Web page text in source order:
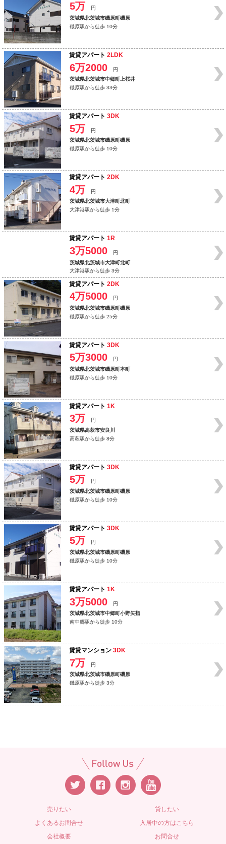
5万
円
茨城県北茨城市磯原町磯原
磯原駅から徒歩 10分
賃貸アパート 2LDK
6万2000
円
茨城県北茨城市中郷町上桜井
磯原駅から徒歩 33分
賃貸アパート 3DK
5万
円
茨城県北茨城市磯原町磯原
磯原駅から徒歩 10分
賃貸アパート 2DK
4万
円
茨城県北茨城市大津町北町
大津港駅から徒歩 1分
賃貸アパート 1R
3万5000
円
茨城県北茨城市大津町北町
大津港駅から徒歩 3分
賃貸アパート 2DK
4万5000
円
茨城県北茨城市磯原町磯原
磯原駅から徒歩 25分
賃貸アパート 3DK
5万3000
円
茨城県北茨城市磯原町本町
磯原駅から徒歩 10分
賃貸アパート 1K
3万
円
茨城県高萩市安良川
高萩駅から徒歩 8分
賃貸アパート 3DK
5万
円
茨城県北茨城市磯原町磯原
磯原駅から徒歩 10分
賃貸アパート 3DK
5万
円
茨城県北茨城市磯原町磯原
磯原駅から徒歩 10分
賃貸アパート 1K
3万5000
円
茨城県北茨城市中郷町小野矢指
南中郷駅から徒歩 10分
賃貸マンション 3DK
7万
円
茨城県北茨城市磯原町磯原
磯原駅から徒歩 3分
売りたい
貸したい
よくあるお問合せ
入居中の方はこちら
会社概要
お問合せ